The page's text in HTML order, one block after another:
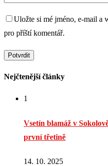
Uložte si mé jméno, e-mail a
pro příští komentář.
Nejčtenější články
1
Vsetín blamáž v
první třetině
14. 10. 2025